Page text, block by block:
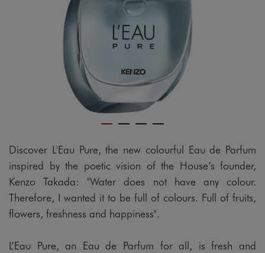
Discover L'Eau Pure, the new colourful Eau de Parfum
inspired by the poetic vision of the House’s founder,
Kenzo Takada: "Water does not have any colour.
Therefore, I wanted it to be full of colours. Full of fruits,
flowers, freshness and happiness".
L’Eau Pure, an Eau de Parfum for all, is fresh and